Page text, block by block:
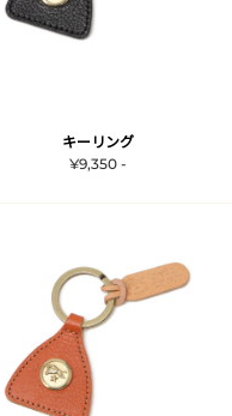
キーリング
¥9,350 -